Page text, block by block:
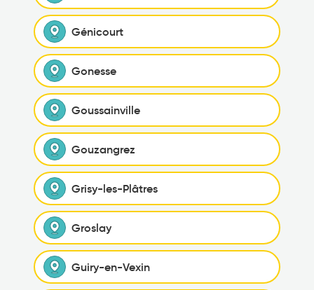
Génicourt
Gonesse
Goussainville
Gouzangrez
Grisy-les-Plâtres
Groslay
Guiry-en-Vexin